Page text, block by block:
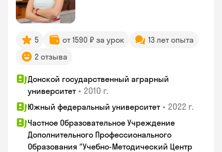
5 от 1590 ₽ за урок
13 лет опыта
2 отзыва
Донской государственный аграрный
университет • 2010 г.
Южный федеральный университет • 2022 г.
Частное Образовательное Учреждение
Дополнительного Профессионального
Образования "Учебно-Методический Центр